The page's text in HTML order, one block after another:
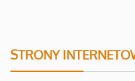
STRONY